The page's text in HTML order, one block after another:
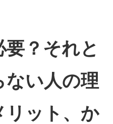
？それと
ない人の理
リット、か